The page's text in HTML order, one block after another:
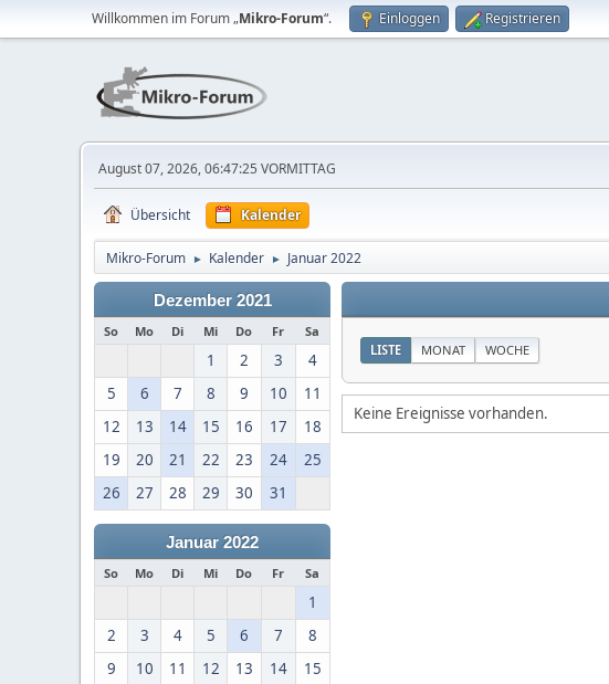
Willkommen im Forum „Mikro-Forum“. Einloggen Registrieren
August 07, 2026, 06:47:25 VORMITTAG
Übersicht Kalender
Mikro-Forum ► Kalender ► Januar 2022
Dezember 2021
So Mo Di Mi Do Fr Sa
1 2 3
4
5
6 7 8 9 10
11
12
13 14 15 16 17
18
19
20 21 22 23 24
25
26
27 28 29 30 31
Januar 2022
So Mo Di Mi Do Fr Sa
1
2
3 4 5 6 7
8
9
10 11 12 13 14
15
LISTE MONAT WOCHE
Keine Ereignisse vorhanden.